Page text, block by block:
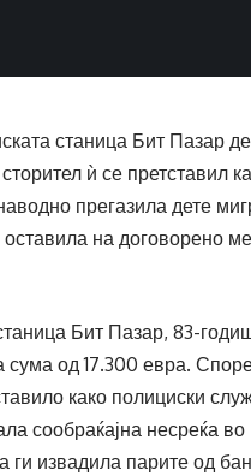
станица Бит Пазар
ѝ се претставил
прегазила дете
оставила на договорено
Бит Пазар, 83-
од 17.300 евра.
како полициски
сообраќајна несреќа во
извадила парите од